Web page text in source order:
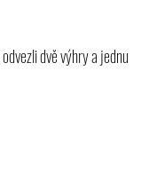
dvě výhry a jednu